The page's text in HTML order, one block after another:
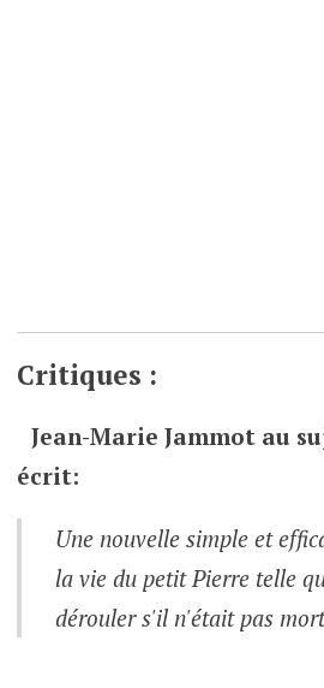
Critiques :
Jean-Marie Jammot au
écrit:
Une nouvelle simple et
la vie du petit Pierre telle
dérouler s'il n'était pas